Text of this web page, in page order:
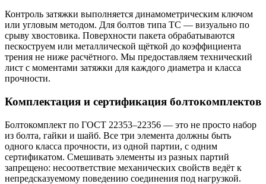
Контроль затяжки выполняется динамометрическим ключом
или угловым методом. Для болтов типа TC — визуально по
срыву хвостовика. Поверхности пакета обрабатываются
пескоструем или металлической щёткой до коэффициента
трения не ниже расчётного. Мы предоставляем технический
лист с моментами затяжки для каждого диаметра и класса
прочности.
Комплектация и сертификация болтокомплектов
Болтокомплект по ГОСТ 22353–22356 — это не просто набор
из болта, гайки и шайб. Все три элемента должны быть
одного класса прочности, из одной партии, с одним
сертификатом. Смешивать элементы из разных партий
запрещено: несоответствие механических свойств ведёт к
непредсказуемому поведению соединения под нагрузкой.